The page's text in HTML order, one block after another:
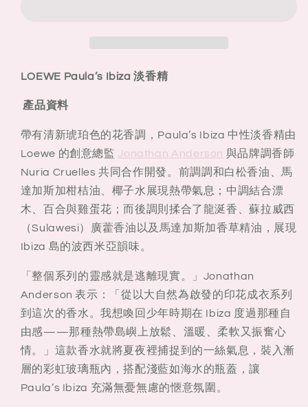
精
Paula’s
Ibiza
淡
LOEWE Paula’s Ibiza 淡香精
產品資料
帶有清新琥珀色的花香調，Paula’s Ibiza 中性淡香精由
Loewe 的創意總監 Jonathan Anderson 與品牌調香師
Nuria Cruelles 共同合作開發。前調調和白松香油、馬
達加斯加柑桔油、椰子水展現熱帶氣息；中調結合漂
木、百合與雞蛋花；而後調則揉合了龍涎香、蘇拉威西
（Sulawesi）廣藿香油以及馬達加斯加香草精油，展現
Ibiza 島的波西米亞韻味。
「整個系列的靈感就是逃離現實。」Jonathan
Anderson 表示：「從以大自然為啟發的印花成衣系列
到這次的香水。我想喚回少年時期在 Ibiza 度過那種自
由感——那種熱帶島嶼上放鬆、溫暖、柔軟又振奮心
情。」這款香水就將夏夜裡捕捉到的一絲氣息，裝入漸
層的彩虹玻璃瓶內，搭配淺藍如海水的瓶蓋，讓
Paula’s Ibiza 充滿無憂無慮的愜意氛圍。